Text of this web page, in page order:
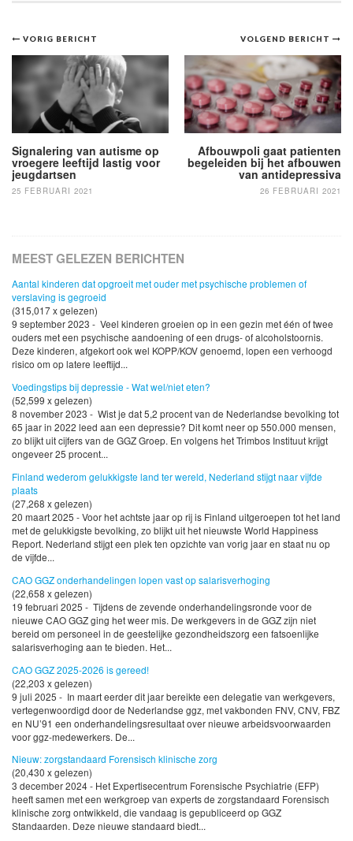
Bericht
navigatie
VOLGEND BERICHT
Afbouwpoli gaat patienten
begeleiden bij het afbouwen
van antidepressiva
26 FEBRUARI 2021
VORIG BERICHT
Signalering van autisme op
vroegere leeftijd lastig voor
jeugdartsen
25 FEBRUARI 2021
MEEST GELEZEN BERICHTEN
Aantal kinderen dat opgroeit met ouder met psychische problemen of
verslaving is gegroeid
(315,017 x gelezen)
9 september 2023 - Veel kinderen groeien op in een gezin met één of twee
ouders met een psychische aandoening of een drugs- of alcoholstoornis.
Deze kinderen, afgekort ook wel KOPP/KOV genoemd, lopen een verhoogd
risico om op latere leeftijd...
Voedingstips bij depressie - Wat wel/niet eten?
(52,599 x gelezen)
8 november 2023 - Wist je dat 5,2 procent van de Nederlandse bevolking tot
65 jaar in 2022 leed aan een depressie? Dit komt neer op 550.000 mensen,
zo blijkt uit cijfers van de GGZ Groep. En volgens het Trimbos Instituut krijgt
ongeveer 25 procent...
Finland wederom gelukkigste land ter wereld, Nederland stijgt naar vijfde
plaats
(27,268 x gelezen)
20 maart 2025 - Voor het achtste jaar op rij is Finland uitgeroepen tot het land
met de gelukkigste bevolking, zo blijkt uit het nieuwste World Happiness
Report. Nederland stijgt een plek ten opzichte van vorig jaar en staat nu op
de vijfde...
CAO GGZ onderhandelingen lopen vast op salarisverhoging
(22,658 x gelezen)
19 februari 2025 - Tijdens de zevende onderhandelingsronde voor de
nieuwe CAO GGZ ging het weer mis. De werkgevers in de GGZ zijn niet
bereid om personeel in de geestelijke gezondheidszorg een fatsoenlijke
salarisverhoging aan te bieden. Het...
CAO GGZ 2025-2026 is gereed!
(22,203 x gelezen)
9 juli 2025 - In maart eerder dit jaar bereikte een delegatie van werkgevers,
vertegenwoordigd door de Nederlandse ggz, met vakbonden FNV, CNV, FBZ
en NU’91 een onderhandelingsresultaat over nieuwe arbeidsvoorwaarden
voor ggz-medewerkers. De...
Nieuw: zorgstandaard Forensisch klinische zorg
(20,430 x gelezen)
3 december 2024 - Het Expertisecentrum Forensische Psychiatrie (EFP)
heeft samen met een werkgroep van experts de zorgstandaard Forensisch
klinische zorg ontwikkeld, die vandaag is gepubliceerd op GGZ
Standaarden. Deze nieuwe standaard biedt...